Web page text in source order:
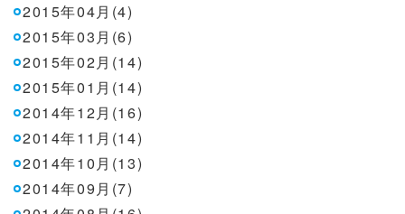
2015年04月(4)
2015年03月(6)
2015年02月(14)
2015年01月(14)
2014年12月(16)
2014年11月(14)
2014年10月(13)
2014年09月(7)